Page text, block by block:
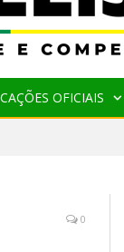
OFICIAIS
0